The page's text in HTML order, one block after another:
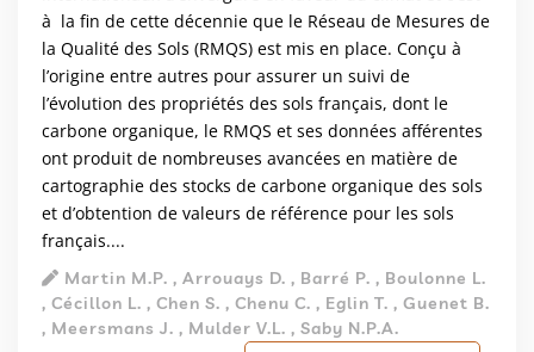
à la fin de cette décennie que le Réseau de Mesures de
la Qualité des Sols (RMQS) est mis en place. Conçu à
l’origine entre autres pour assurer un suivi de
l’évolution des propriétés des sols français, dont le
carbone organique, le RMQS et ses données afférentes
ont produit de nombreuses avancées en matière de
cartographie des stocks de carbone organique des sols
et d’obtention de valeurs de référence pour les sols
français....
Martin M.P. , Arrouays D. , Barré P. , Boulonne L.
, Cécillon L. , Chen S. , Chenu C. , Eglin T. , Guenet B.
, Meersmans J. , Mulder V.L. , Saby N.P.A.